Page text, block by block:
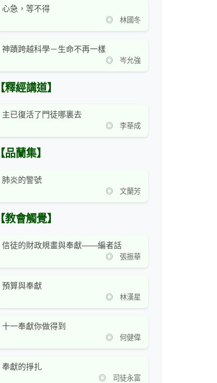
心急，等不得
◎ 林國冬
神蹟跨越科學－生命不再一樣
◎ 岑允強
【釋經講道】
主已復活了門徒哪裏去
◎ 李華成
【品蘭集】
肺炎的警號
◎ 文蘭芳
【教會觸覺】
信徒的財政規畫與奉獻——編者話
◎ 張振華
預算與奉獻
◎ 林漢星
十一奉獻你做得到
◎ 何健偉
奉獻的掙扎
◎ 司徒永富